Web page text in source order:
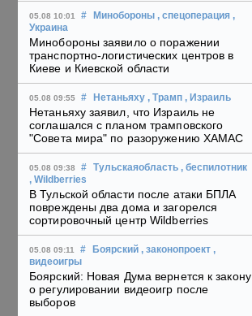
05.08 10:01 # Минобороны , спецоперация ,
Украина
Минобороны заявило о поражении
транспортно-логистических центров в
Киеве и Киевской области
05.08 09:55 # Нетаньяху , Трамп , Израиль
Нетаньяху заявил, что Израиль не
соглашался с планом трамповского
"Совета мира" по разоружению ХАМАС
05.08 09:38 # Тульскаяобласть , беспилотник
, Wildberries
В Тульской области после атаки БПЛА
повреждены два дома и загорелся
сортировочный центр Wildberries
05.08 09:11 # Боярский , законопроект ,
видеоигры
Боярский: Новая Дума вернется к закону
о регулировании видеоигр после
выборов